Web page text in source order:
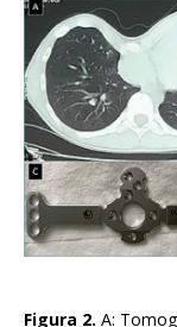
Figura 2. A: